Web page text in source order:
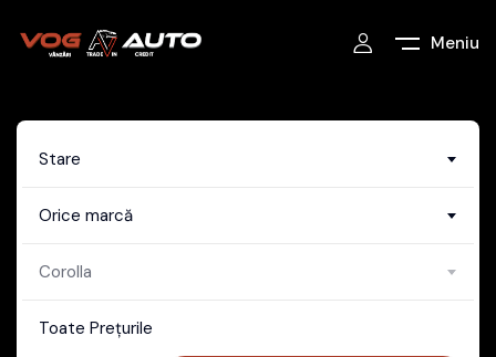
Meniu
Stare
Orice marcă
Corolla
Toate Prețurile